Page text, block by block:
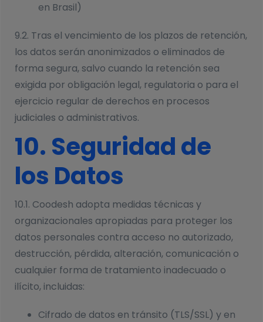
en Brasil)
9.2. Tras el vencimiento de los plazos de retención,
los datos serán anonimizados o eliminados de
forma segura, salvo cuando la retención sea
exigida por obligación legal, regulatoria o para el
ejercicio regular de derechos en procesos
judiciales o administrativos.
10. Seguridad de
los Datos
10.1. Coodesh adopta medidas técnicas y
organizacionales apropiadas para proteger los
datos personales contra acceso no autorizado,
destrucción, pérdida, alteración, comunicación o
cualquier forma de tratamiento inadecuado o
ilícito, incluidas:
Cifrado de datos en tránsito (TLS/SSL) y en